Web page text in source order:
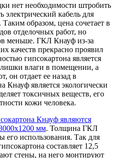
нет необходимости штробить
электрический кабель для
образом, цена сочетает в
отделочных работ, но
меньше. ГКЛ Кнауф из-за
качеств прекрасно проявил
гипсокартона является
влаги в помещении, а
он отдает ее назад в
Кнауф является экологически
токсичных веществ, его
кожи человека.
Кнауф являются
мм. Толщина ГКЛ
его использования. Так для
составляет 12,5
стены, на него монтируют